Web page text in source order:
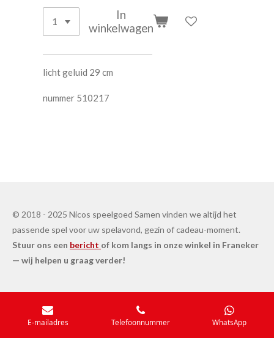
In
winkelwagen
licht geluid 29 cm
nummer 510217
© 2018 - 2025 Nicos speelgoed Samen vinden we altijd het
passende spel voor uw spelavond, gezin of cadeau-moment.
Stuur ons een bericht of kom langs in onze winkel in Franeker
— wij helpen u graag verder!
E-mailadres Telefoonnummer WhatsApp